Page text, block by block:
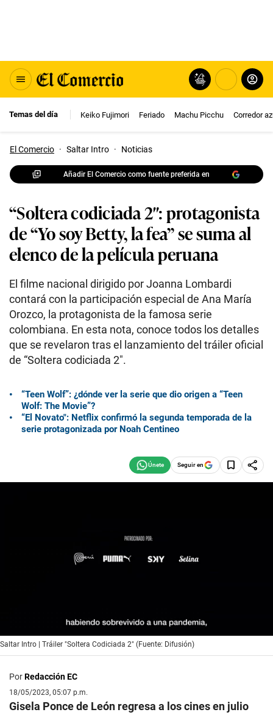
Temas del día Keiko Fujimori Feriado Machu Picchu Corredor
El Comercio · Saltar Intro · Noticias
Añadir El Comercio como fuente preferida en
“Soltera codiciada 2″: protagonista
de “Yo soy Betty, la fea” se suma al
elenco de la película peruana
El filme nacional dirigido por Joanna Lombardi
contará con la participación especial de Ana María
Orozco, la protagonista de la famosa serie
colombiana. En esta nota, conoce todos los detalles
que se revelaron tras el lanzamiento del tráiler oficial
de “Soltera codiciada 2″.
“Teen Wolf”: ¿dónde ver la serie que dio origen a “Teen
Wolf: The Movie”?
“El Novato″: Netflix confirmó la segunda temporada de la
serie protagonizada por Noah Centineo
Seguir en
0
of
2
23
seconds
Saltar Intro | Tráiler "Soltera Codiciada 2" (Fuente: Difusión)
PorRedacción EC
18/05/2023, 05:07 p.m.
Gisela Ponce de León regresa a los cines en julio